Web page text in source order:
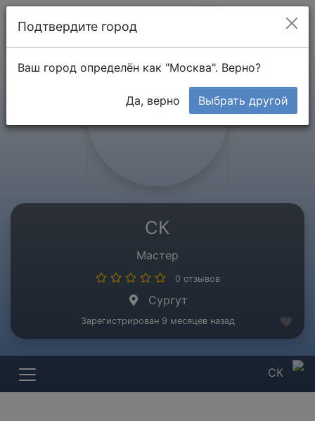
СК
Мастер
0 отзывов
Сургут
Зарегистрирован 9 месяцев назад
СК
Подтвердите город
Ваш город определён как "Москва". Верно?
Да, верно Выбрать другой